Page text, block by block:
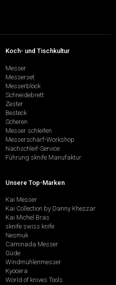
Koch- und Tischkultur
Messer
Messerset
Messerblock
Schneidebrett
Zester
Besteck
Scheren
Messer schleifen
Messerschärf-Workshop
Nachschleif-Service
Führung sknife Manufaktur
Unsere Top-Marken
Kai Messer
Kai Collection by Danny Khezzar
Kai Michel Bras
sknife swiss knife
Nesmuk
Caminada Messer
Güde
Windmühlenmesser
Kyocera
World of knives Tools